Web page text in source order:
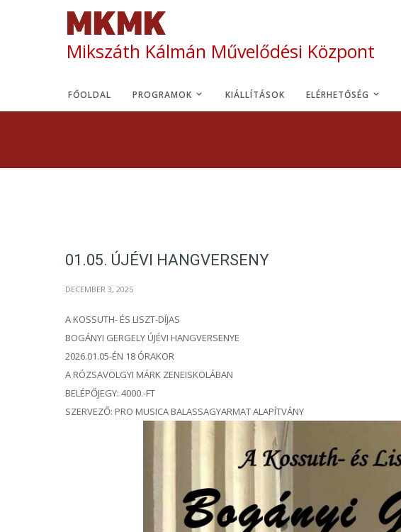
Mikszáth Kálmán Művelődési Központ
FŐOLDAL PROGRAMOK KIÁLLÍTÁSOK ELÉRHETŐSÉG
01.05. ÚJÉVI HANGVERSENY
DECEMBER 3, 2025
A KOSSUTH- ÉS LISZT-DÍJAS
BOGÁNYI GERGELY ÚJÉVI HANGVERSENYE
2026.01.05-ÉN 18 ÓRAKOR
A RÓZSAVÖLGYI MÁRK ZENEISKOLÁBAN
BELÉPŐJEGY: 4000.-FT
SZERVEZŐ: PRO MUSICA BALASSAGYARMAT ALAPÍTVÁNY